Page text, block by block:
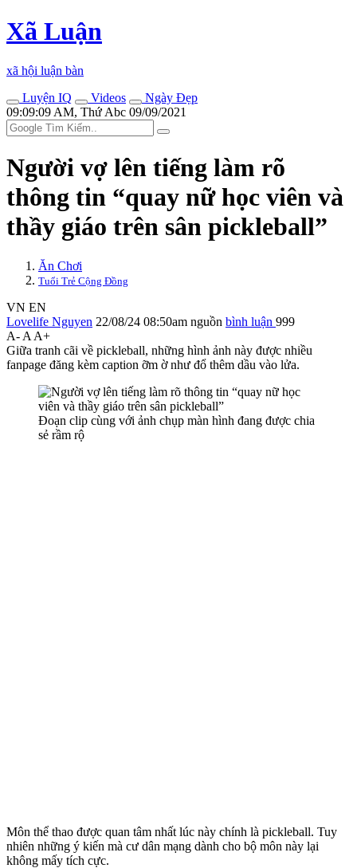
Xã Luận
xã hội luận bàn
Luyện IQ
Videos
Ngày Đẹp
09:09:09 AM, Thứ Abc 09/09/2021
Người vợ lên tiếng làm rõ
thông tin “quay nữ học viên và
thầy giáo trên sân pickleball”
Ăn Chơi
Tuổi Trẻ Cộng Đồng
VN EN
Lovelife Nguyen 22/08/24 08:50am nguồn bình luận 999
A- A A+
Giữa tranh cãi về pickleball, những hình ảnh này được nhiều
fanpage đăng kèm caption ỡm ờ như đổ thêm dầu vào lửa.
Đoạn clip cùng với ảnh chụp màn hình đang được chia
sẻ rầm rộ
Môn thể thao được quan tâm nhất lúc này chính là pickleball. Tuy
nhiên những ý kiến mà cư dân mạng dành cho bộ môn này lại
không mấy tích cực.